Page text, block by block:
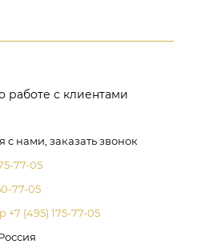
работе с клиентами
с нами, заказать звонок
77-05
77-05
+7 (495) 175-77-05